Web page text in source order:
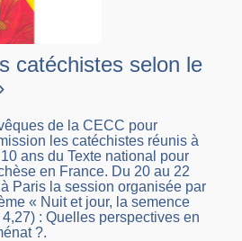
catéchistes selon le
de la CECC pour
les catéchistes réunis à
ans du Texte national pour
en France. Du 20 au 22
Paris la session organisée par
« Nuit et jour, la semence
: Quelles perspectives en
?.